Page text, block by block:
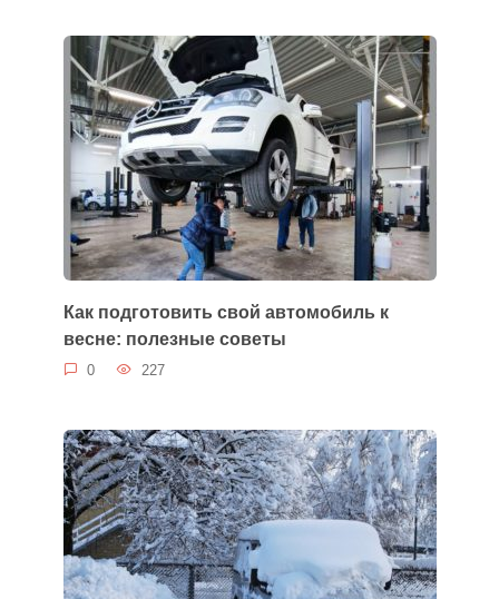
Как подготовить свой автомобиль к
весне: полезные советы
0 227